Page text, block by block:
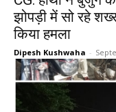
झोपड़ी में सो रहे
किया हमला
Dipesh Kushwaha -